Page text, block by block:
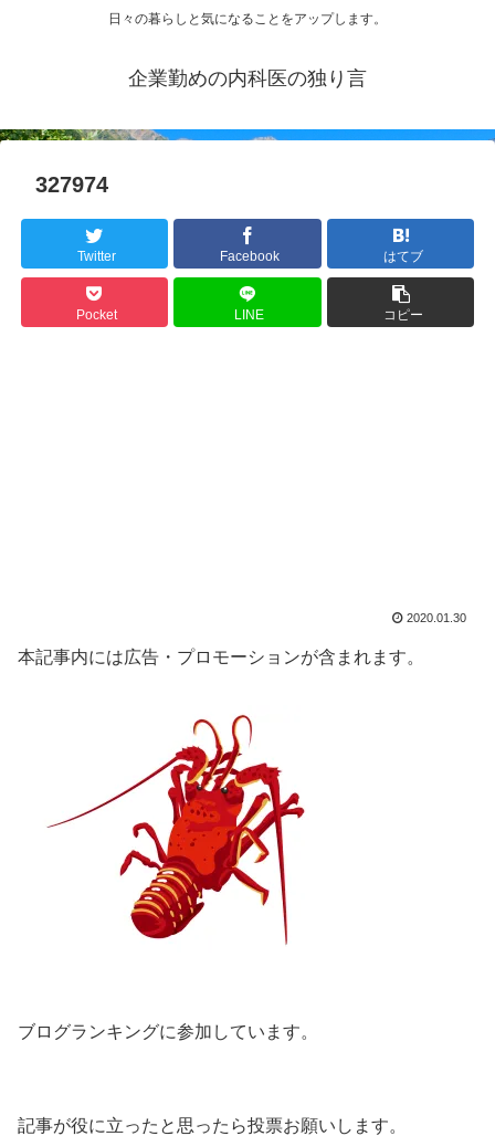
日々の暮らしと気になることをアップします。
企業勤めの内科医の独り言
327974
Twitter Facebook はてブ
Pocket LINE コピー
2020.01.30
本記事内には広告・プロモーションが含まれます。
ブログランキングに参加しています。
記事が役に立ったと思ったら投票お願いします。